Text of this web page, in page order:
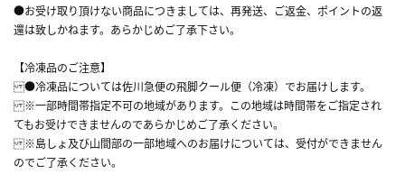
●お受け取り頂けない商品につきましては、再発送、ご返金、ポイントの返
還は致しかねます。あらかじめご了承下さい。
【冷凍品のご注意】
●冷凍品については佐川急便の飛脚クール便（冷凍）でお届けします。
※一部時間帯指定不可の地域があります。この地域は時間帯をご指定され
てもお受けできませんのであらかじめご了承ください。
※島しょ及び山間部の一部地域へのお届けについては、受付ができません
のでご了承ください。